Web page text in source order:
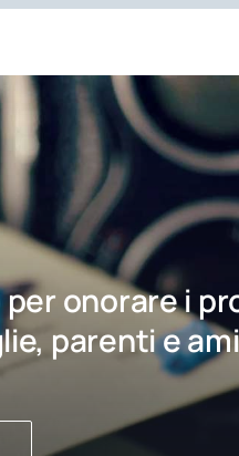
onorare i
parenti e